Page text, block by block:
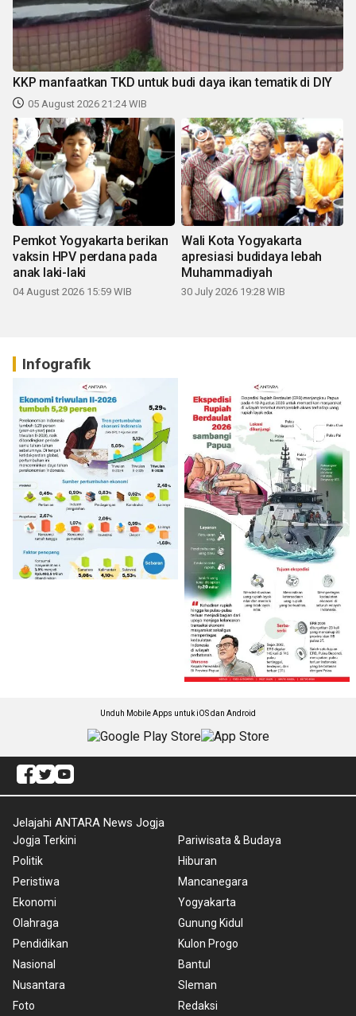
KKP manfaatkan TKD untuk budi daya ikan tematik di DIY
05 August 2026 21:24 WIB
Pemkot Yogyakarta berikan
vaksin HPV perdana pada
anak laki-laki
04 August 2026 15:59 WIB
Wali Kota Yogyakarta
apresiasi budidaya lebah
Muhammadiyah
30 July 2026 19:28 WIB
Infografik
Unduh Mobile Apps untuk iOS dan Android
Jelajahi ANTARA News Jogja
Jogja Terkini
Politik
Peristiwa
Ekonomi
Olahraga
Pendidikan
Nasional
Nusantara
Foto
Pariwisata & Budaya
Hiburan
Mancanegara
Yogyakarta
Gunung Kidul
Kulon Progo
Bantul
Sleman
Redaksi